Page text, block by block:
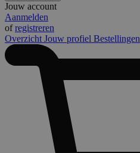
Jouw account
Aanmelden
ofregistreren
Overzicht Jouw profiel Bestellingen